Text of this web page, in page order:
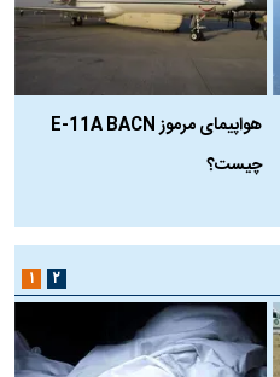
هواپیمای مرموز E-11A BACN
چیست؟
۱ ۲